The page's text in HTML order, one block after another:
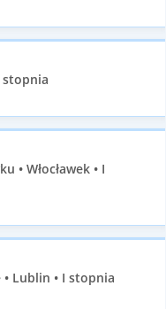
stopnia
• Włocławek • I
Lublin • I stopnia